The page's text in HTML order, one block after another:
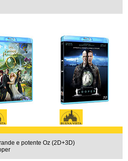
e potente Oz (2D+3D)